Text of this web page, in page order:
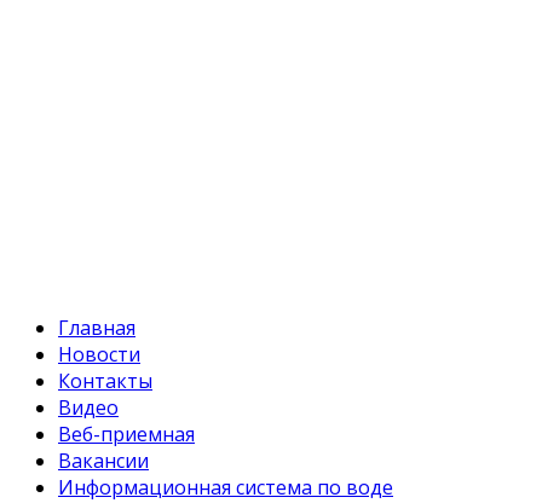
Главная
Новости
Контакты
Видео
Веб-приемная
Вакансии
Информационная система по воде